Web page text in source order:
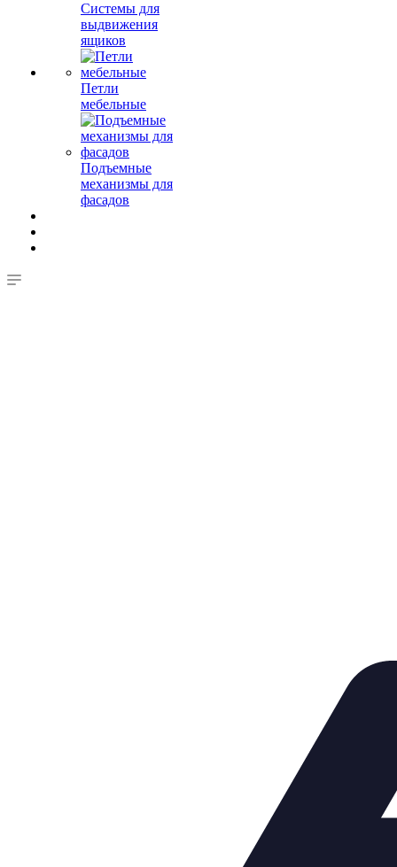
Системы для
выдвижения
ящиков
Петли
мебельные
Подъемные
механизмы для
фасадов